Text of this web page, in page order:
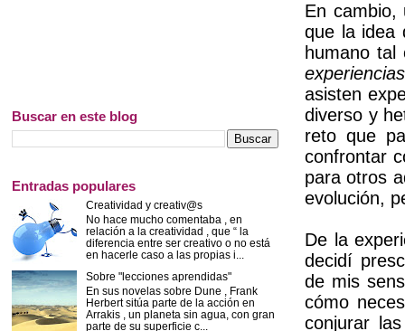
En cambio,
que la idea
humano
asisten
diverso y
reto que
confrontar
para otros
evolución,
De la
decidí
de mis
cómo
conjurar
Buscar en este blog
Entradas populares
Creatividad y creativ@s
No hace mucho comentaba , en
relación a la creatividad , que “ la
diferencia entre ser creativo o no está
en hacerle caso a las propias i...
Sobre "lecciones aprendidas"
En sus novelas sobre Dune , Frank
Herbert sitúa parte de la acción en
Arrakis , un planeta sin agua, con gran
parte de su superficie c...